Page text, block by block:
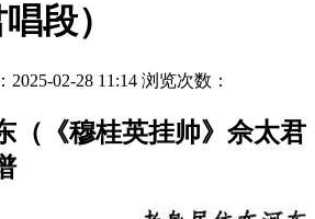
段）
2025-02-28 11:14 浏览次数：
（《穆桂英挂帅》佘太君